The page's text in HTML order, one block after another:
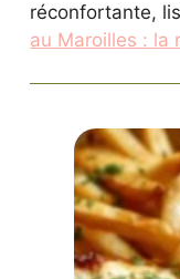
réconfortante,
au Maroilles : la